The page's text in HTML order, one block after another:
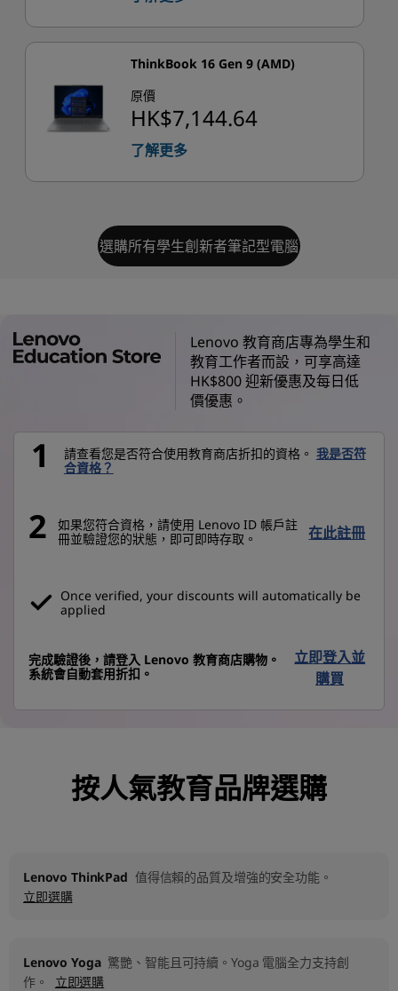
ThinkBook 16 Gen 9 (AMD)
原價
HK$7,144.64
了解更多
選購所有學生創新者筆記型電腦
Lenovo 教育商店專為學生和
教育工作者而設，可享高達
HK$800 迎新優惠及每日低
價優惠。
1 請查看您是否符合使用教育商店折扣的資格。 我是否符
合資格？
2
如果您符合資格，請使用 Lenovo ID 帳戶註
冊並驗證您的狀態，即可即時存取。
在此註冊
Once verified, your discounts will automatically be
applied
完成驗證後，請登入 Lenovo 教育商店購物。
系統會自動套用折扣。
立即登入並
購買
按人氣教育品牌選購
Lenovo ThinkPad 值得信賴的品質及增強的安全功能。
立即選購
Lenovo Yoga 驚艷、智能且可持續。Yoga 電腦全力支持創
作。
立即選購